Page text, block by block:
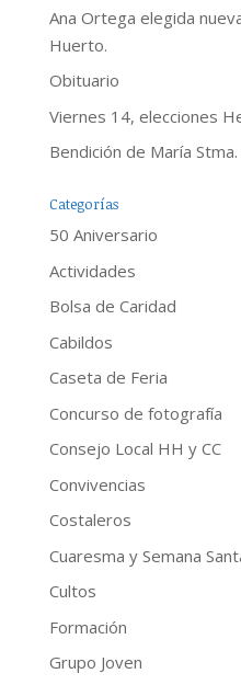
Ana Ortega elegida
Huerto.
Obituario
Viernes 14, elecciones
Bendición de María
Categorías
50 Aniversario
Actividades
Bolsa de Caridad
Cabildos
Caseta de Feria
Concurso de fotografía
Consejo Local HH y CC
Convivencias
Costaleros
Cuaresma y Semana
Cultos
Formación
Grupo Joven